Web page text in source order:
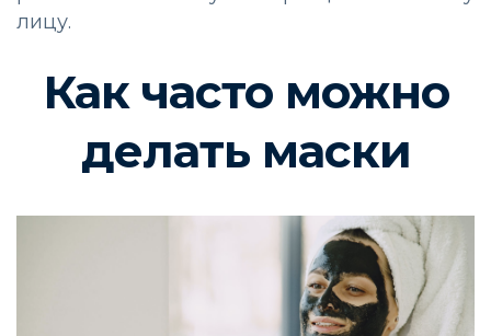
лицу.
Как часто можно
делать маски